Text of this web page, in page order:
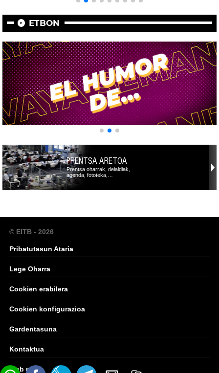
ETBON
PRENTSA ARETOA
Prentsa oharrak, deialdiak,
agenda, fototeka,…
© EITB - 2026
Pribatutasun Ataria
Lege Oharra
Cookien erabilera
Cookien konfigurazioa
Gardentasuna
Kontaktua
Web mapa